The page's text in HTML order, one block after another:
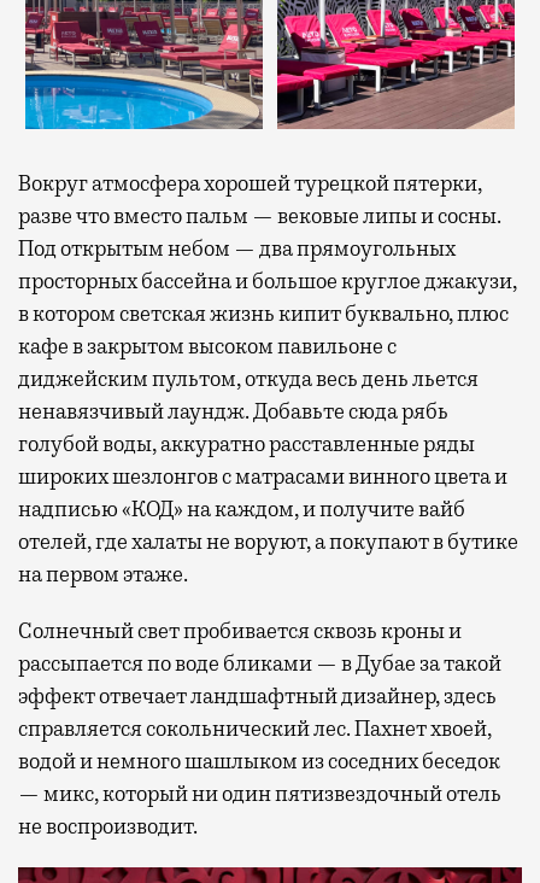
Вокруг атмосфера хорошей турецкой пятерки,
разве что вместо пальм — вековые липы и сосны.
Под открытым небом — два прямоугольных
просторных бассейна и большое круглое джакузи,
в котором светская жизнь кипит буквально, плюс
кафе в закрытом высоком павильоне с
диджейским пультом, откуда весь день льется
ненавязчивый лаундж. Добавьте сюда рябь
голубой воды, аккуратно расставленные ряды
широких шезлонгов с матрасами винного цвета и
надписью «КОД» на каждом, и получите вайб
отелей, где халаты не воруют, а покупают в бутике
на первом этаже.
Солнечный свет пробивается сквозь кроны и
рассыпается по воде бликами — в Дубае за такой
эффект отвечает ландшафтный дизайнер, здесь
справляется сокольнический лес. Пахнет хвоей,
водой и немного шашлыком из соседних беседок
— микс, который ни один пятизвездочный отель
не воспроизводит.